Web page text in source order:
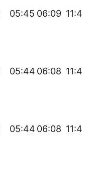
05:45 06:09 11:45
05:44 06:08 11:45
05:44 06:08 11:44